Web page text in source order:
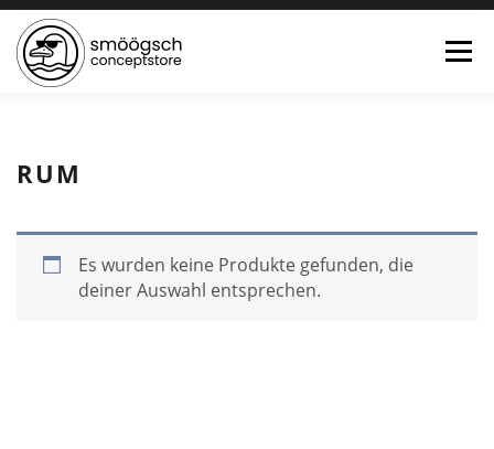
Menü
RUM
Es wurden keine Produkte gefunden, die
deiner Auswahl entsprechen.